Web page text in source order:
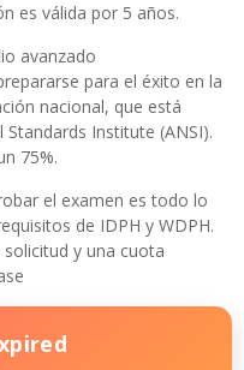
es válida por 5 años.
avanzado
para el éxito en la
nacional, que está
Institute (ANSI).
75%.
el examen es todo lo
de IDPH y WDPH.
solicitud y una cuota